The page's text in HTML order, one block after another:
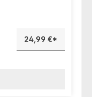
24,99 €*